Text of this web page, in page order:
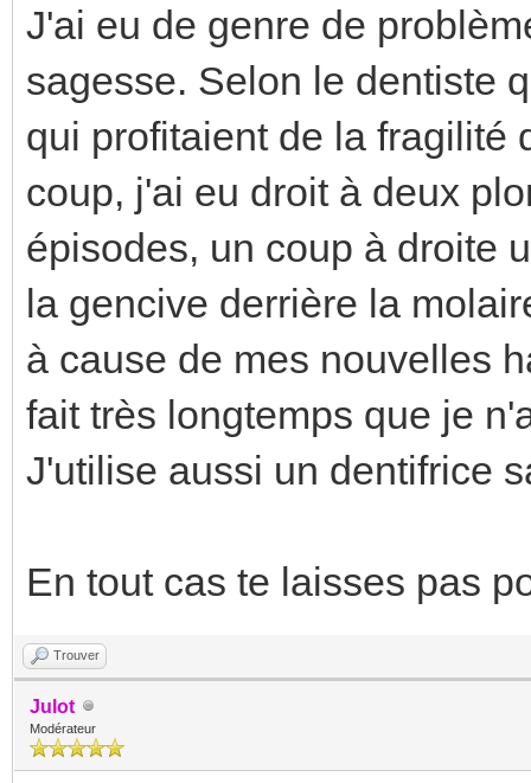
J'ai eu de genre de
sagesse. Selon le dentiste
qui profitaient de la fragilité
coup, j'ai eu droit à deux
épisodes, un coup à droite
la gencive derrière la
à cause de mes nouvelles
fait très longtemps que je
J'utilise aussi un dentifrice
En tout cas te laisses pas
Trouver
Julot
Modérateur